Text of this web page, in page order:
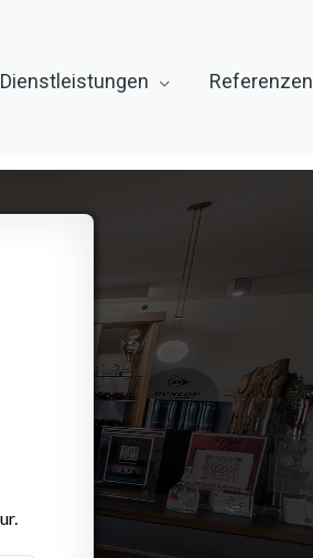
Dienstleistungen Referenzen